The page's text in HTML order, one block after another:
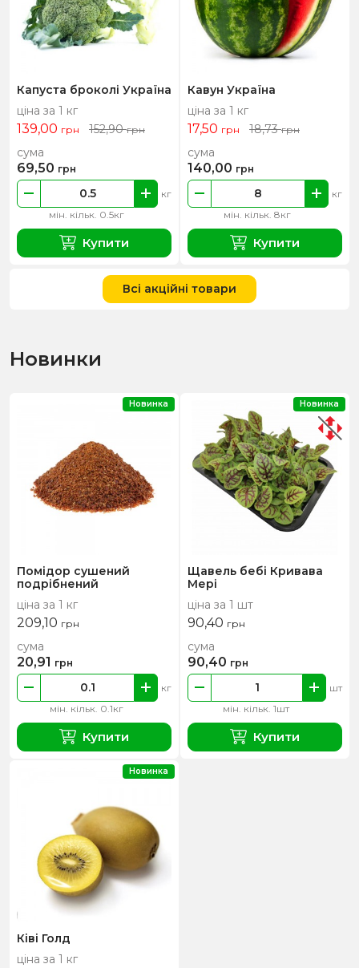
Капуста броколі Україна
ціна за 1 кг
139,00 грн 152,90грн
мін. кільк. 0.5кг
кг
сума
69,50 грн
Купити
Кавун Україна
ціна за 1 кг
17,50 грн 18,73грн
мін. кільк. 8кг
кг
сума
140,00 грн
Купити
Всі акційні товари
Новинки
Помідор сушений
подрібнений
ціна за 1 кг
209,10 грн
мін. кільк. 0.1кг
кг
сума
20,91 грн
Купити
Новинка
Щавель бебі Кривава
Мері
ціна за 1 шт
90,40 грн
мін. кільк. 1шт
шт
сума
90,40 грн
Купити
Новинка
Ківі Голд
ціна за 1 кг
Новинка